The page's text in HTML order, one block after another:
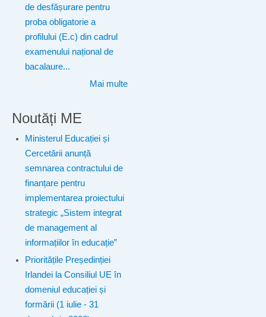
de desfășurare pentru
proba obligatorie a
profilului (E.c) din cadrul
examenului național de
bacalaure...
Mai multe
Noutăți ME
Ministerul Educației și
Cercetării anunță
semnarea contractului de
finanțare pentru
implementarea proiectului
strategic „Sistem integrat
de management al
informațiilor în educație”
Prioritățile Președinției
Irlandei la Consiliul UE în
domeniul educației și
formării (1 iulie - 31